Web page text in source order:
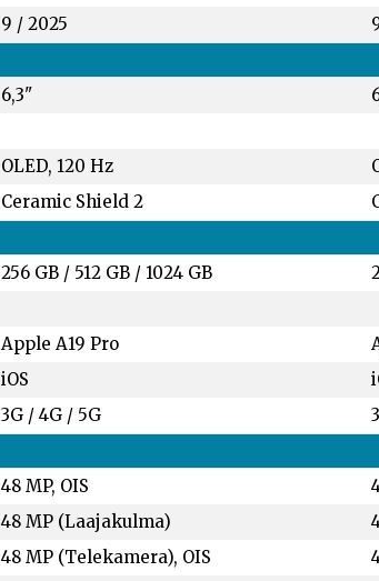
9 / 2025
6,3"
OLED, 120 Hz
Ceramic Shield 2
256 GB / 512 GB /1024 GB
Apple A19 Pro
iOS
3G / 4G / 5G
48 MP, OIS
48 MP (Laajakulma)
48 MP (Telekamera), OIS